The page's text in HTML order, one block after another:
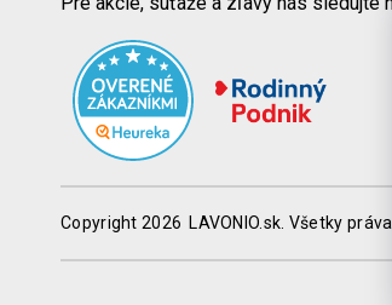
Copyright 2026 LAVONIO.sk. Všetky